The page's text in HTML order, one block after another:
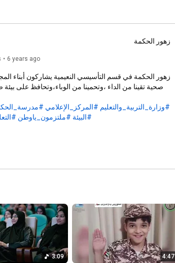
زهور الحكمة
6 years ago
#المركز_الإعلامي #وزارة_التربية_والتعليم
#ملتزمون_ياوطن #البيئة
3:09 4:47